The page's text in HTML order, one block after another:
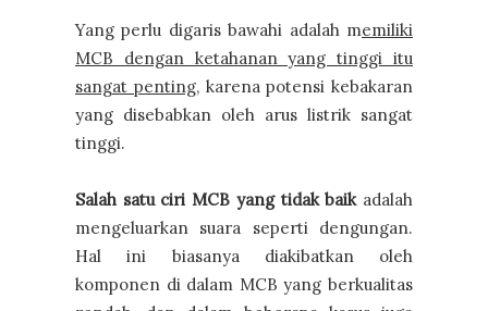
Yang perlu digaris bawahi adalah memiliki
MCB dengan ketahanan yang tinggi itu
sangat penting, karena potensi kebakaran
yang disebabkan oleh arus listrik sangat
tinggi.
Salah satu ciri MCB yang tidak baikadalah
mengeluarkan suara seperti dengungan.
Hal ini biasanya diakibatkan oleh
komponen di dalam MCB yang berkualitas